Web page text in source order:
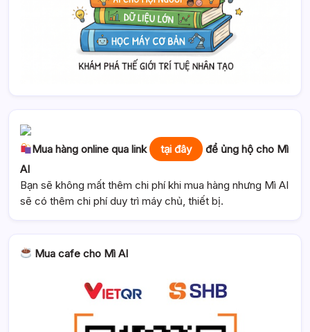
Mua hàng online qua link tại đây
để ủng hộ cho Mì
AI
Bạn sẽ không mất thêm chi phí khi mua hàng nhưng Mì AI
sẽ có thêm chi phí duy trì máy chủ, thiết bị.
Mua cafe cho Mì AI